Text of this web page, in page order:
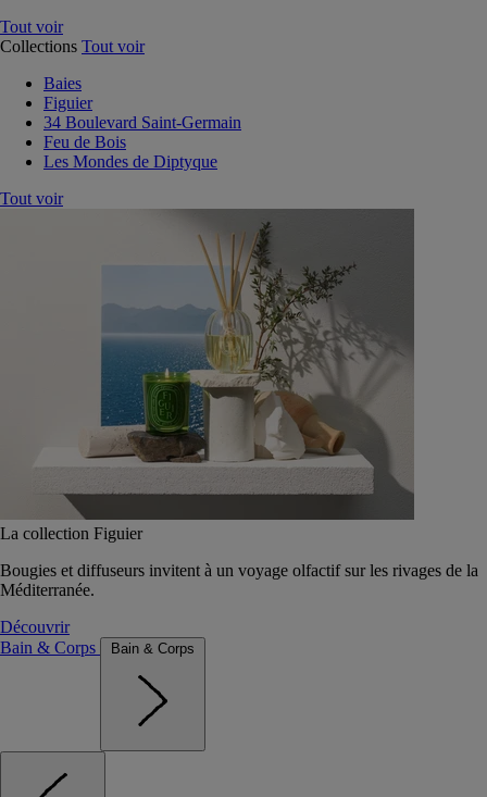
Tout voir
Collections Tout voir
Baies
Figuier
34 Boulevard Saint-Germain
Feu de Bois
Les Mondes de Diptyque
Tout voir
La collection Figuier
Bougies et diffuseurs invitent à un voyage olfactif sur les rivages de la
Méditerranée.
Découvrir
Bain & Corps
Bain & Corps